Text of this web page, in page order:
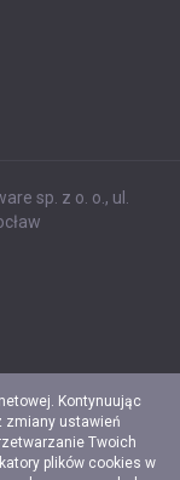
sp. z o. o., ul.
Kontynuując
zmiany ustawień
Twoich
plików cookies w